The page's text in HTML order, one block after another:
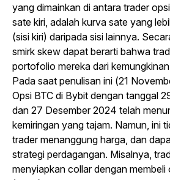
yang dimainkan di antara trader
sate kiri, adalah kurva sate yang
(sisi kiri) daripada sisi lainnya.
smirk skew dapat berarti bahwa
portofolio mereka dari
Pada saat penulisan ini (21
Opsi BTC di Bybit dengan tanggal
dan 27 Desember 2024 telah
kemiringan yang tajam. Namun, ini
trader menanggung harga, dan
strategi perdagangan. Misalnya,
menyiapkan collar dengan